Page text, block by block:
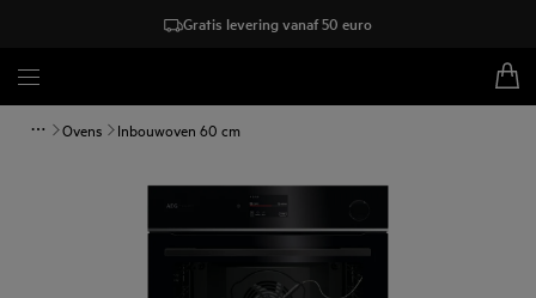
Gratis levering vanaf 50 euro
Ovens Inbouwoven 60 cm